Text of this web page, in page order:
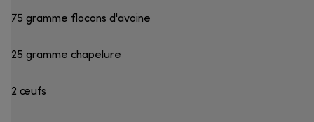
75 gramme flocons d'avoine
25 gramme chapelure
2 œufs